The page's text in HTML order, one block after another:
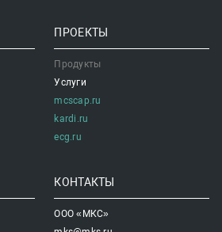
ПРОЕКТЫ
Продукты
Услуги
mcscap.ru
kardi.ru
ecg.ru
КОНТАКТЫ
ООО «МКС»